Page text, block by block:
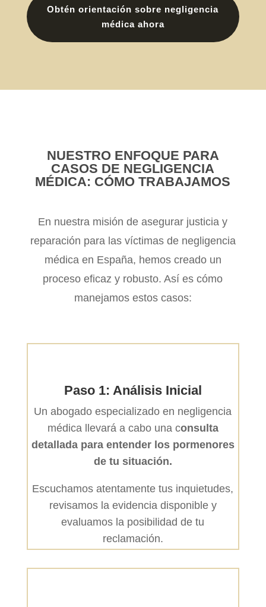
Obtén orientación sobre negligencia
médica ahora
NUESTRO ENFOQUE PARA
CASOS DE NEGLIGENCIA
MÉDICA: CÓMO TRABAJAMOS
En nuestra misión de asegurar justicia y
reparación para las víctimas de negligencia
médica en España, hemos creado un
proceso eficaz y robusto. Así es cómo
manejamos estos casos:
Paso 1: Análisis Inicial
Un abogado especializado en negligencia
médica llevará a cabo una consulta
detallada para entender los pormenores
de tu situación.
Escuchamos atentamente tus inquietudes,
revisamos la evidencia disponible y
evaluamos la posibilidad de tu
reclamación.